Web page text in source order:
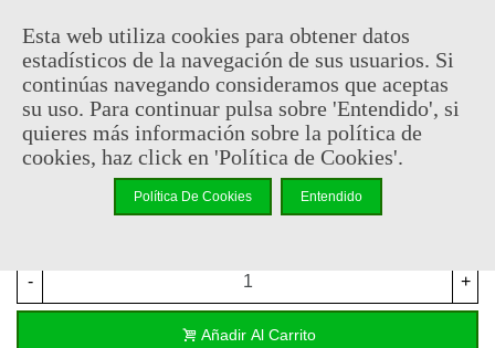
Producto oficialy licenciado
214,95 € (impuestos inc.)
Acabado
- +
Añadir Al Carrito
Esta web utiliza cookies para obtener datos
estadísticos de la navegación de sus usuarios. Si
continúas navegando consideramos que aceptas
su uso. Para continuar pulsa sobre 'Entendido', si
quieres más información sobre la política de
cookies, haz click en 'Política de Cookies'.
Política De Cookies Entendido